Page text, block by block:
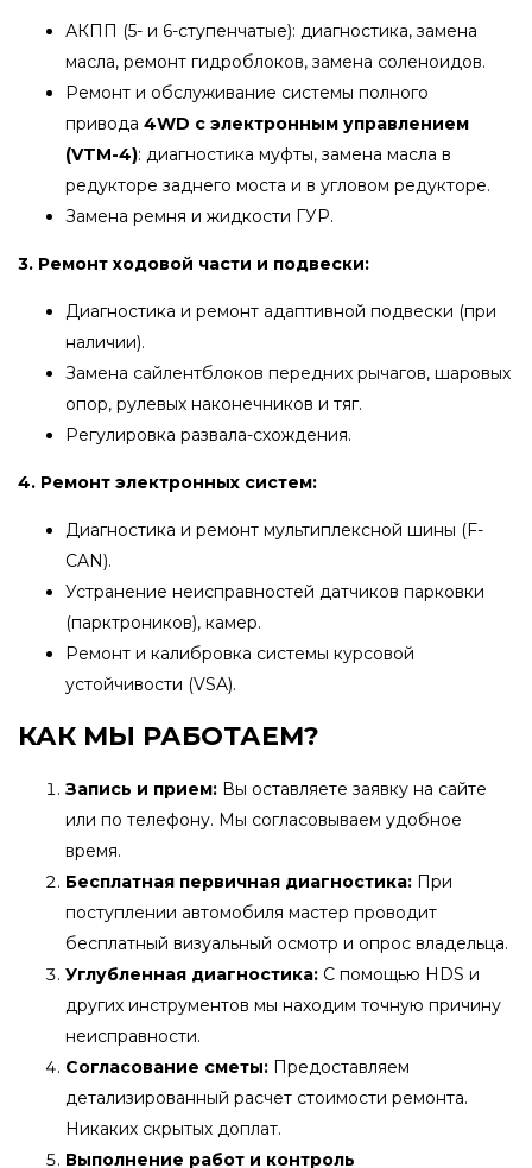
АКПП (5- и 6-ступенчатые): диагностика, замена
масла, ремонт гидроблоков, замена соленоидов.
Ремонт и обслуживание системы полного
привода 4WD с электронным управлением
(VTM-4): диагностика муфты, замена масла в
редукторе заднего моста и в угловом редукторе.
Замена ремня и жидкости ГУР.
3. Ремонт ходовой части и подвески:
Диагностика и ремонт адаптивной подвески (при
наличии).
Замена сайлентблоков передних рычагов, шаровых
опор, рулевых наконечников и тяг.
Регулировка развала-схождения.
4. Ремонт электронных систем:
Диагностика и ремонт мультиплексной шины (F-
CAN).
Устранение неисправностей датчиков парковки
(парктроников), камер.
Ремонт и калибровка системы курсовой
устойчивости (VSA).
КАК МЫ РАБОТАЕМ?
Запись и прием: Вы оставляете заявку на сайте
или по телефону. Мы согласовываем удобное
время.
Бесплатная первичная диагностика: При
поступлении автомобиля мастер проводит
бесплатный визуальный осмотр и опрос владельца.
Углубленная диагностика: С помощью HDS и
других инструментов мы находим точную причину
неисправности.
Согласование сметы: Предоставляем
детализированный расчет стоимости ремонта.
Никаких скрытых доплат.
Выполнение работ и контроль